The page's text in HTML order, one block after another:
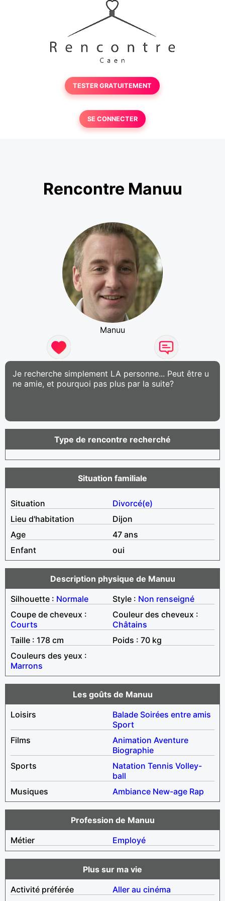
TESTER GRATUITEMENT
SE CONNECTER
Rencontre Manuu
Manuu
Je recherche simplement LA personne... Peut être u
ne amie, et pourquoi pas plus par la suite?
Type de rencontre recherché
Situation familiale
Situation
Divorcé(e)
Lieu d'habitation
Dijon
Age
47 ans
Enfant
oui
Description physique de Manuu
Silhouette : Normale Style : Non renseigné
Coupe de cheveux :
Courts
Couleur des cheveux :
Châtains
Taille : 178 cm
Poids : 70 kg
Couleurs des yeux :
Marrons
Les goûts de Manuu
Loisirs
Balade Soirées entre amis
Sport
Films
Animation Aventure
Biographie
Sports
Natation Tennis Volley-
ball
Musiques
Ambiance New-age Rap
Profession de Manuu
Métier
Employé
Plus sur ma vie
Activité préférée
Aller au cinéma